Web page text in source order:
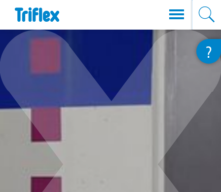
Direkt
zum
Inhalt
?